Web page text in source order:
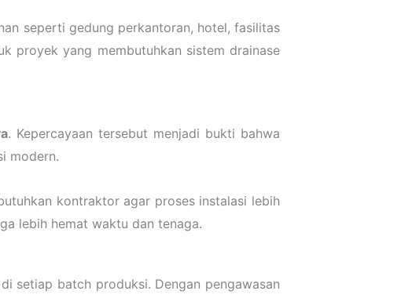
seperti gedung perkantoran, hotel, fasilitas
proyek yang membutuhkan sistem drainase
. Kepercayaan tersebut menjadi bukti bahwa
modern.
kontraktor agar proses instalasi lebih
lebih hemat waktu dan tenaga.
setiap batch produksi. Dengan pengawasan